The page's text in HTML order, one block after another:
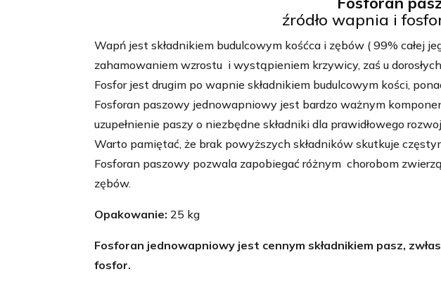
źródło wapnia i
Wapń jest składnikiem budulcowym kośćca i zębów ( 99% całej
zahamowaniem wzrostu i wystąpieniem krzywicy, zaś u
Fosfor jest drugim po wapnie składnikiem budulcowym kości,
Fosforan paszowy jednowapniowy jest bardzo ważnym
uzupełnienie paszy o niezbędne składniki dla prawidłowego
Warto pamiętać, że brak powyższych składników skutkuje
Fosforan paszowy pozwala zapobiegać różnym chorobom
zębów.
Opakowanie: 25 kg
Fosforan jednowapniowy jest cennym składnikiem pasz,
fosfor.